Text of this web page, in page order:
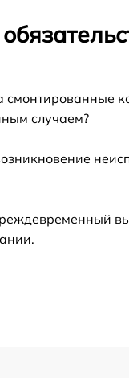
тепловизора
смонтированные
случаем?